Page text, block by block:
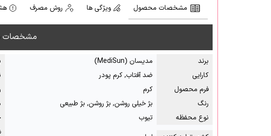
مشخصات محصول ویژگی ها روش مصرف
مشخصات
برند مدیسان (MediSun)
کارایی
ضد آفتاب, کرم پودر
فرم محصول
کرم
رنگ
بژ خیلی روشن, بژ روشن, بژ طبیعی
نوع محفظه
تیوب